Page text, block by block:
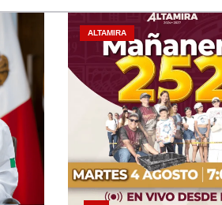
ALTAMIRA